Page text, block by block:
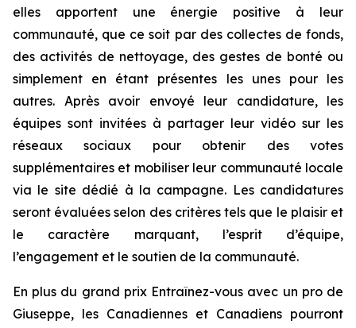
elles apportent une énergie positive à leur
communauté, que ce soit par des collectes de fonds,
des activités de nettoyage, des gestes de bonté ou
simplement en étant présentes les unes pour les
autres. Après avoir envoyé leur candidature, les
équipes sont invitées à partager leur vidéo sur les
réseaux sociaux pour obtenir des votes
supplémentaires et mobiliser leur communauté locale
via le site dédié à la campagne. Les candidatures
seront évaluées selon des critères tels que le plaisir et
le caractère marquant, l’esprit d’équipe,
l’engagement et le soutien de la communauté.
En plus du grand prix Entraînez-vous avec un pro de
Giuseppe, les Canadiennes et Canadiens pourront